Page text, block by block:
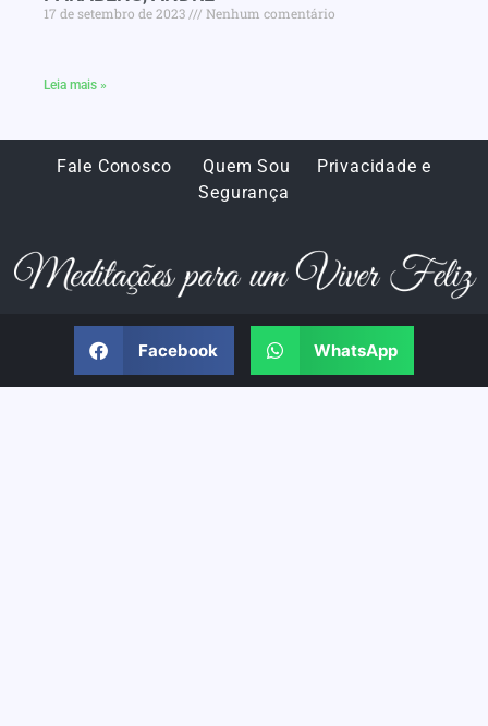
17 de setembro de 2023 Nenhum comentário
Leia mais »
Fale Conosco Quem Sou
Privacidade e
Segurança
Facebook WhatsApp